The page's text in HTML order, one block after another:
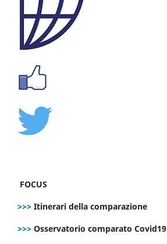
FOCUS
>>> Itinerari della comparazione
>>> Osservatorio comparato Covid19